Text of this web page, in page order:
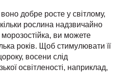
добре росте у світлому,
рослина надзвичайно
ви можете
років. Щоб стимулювати її
восени слід
освітленості, наприклад,